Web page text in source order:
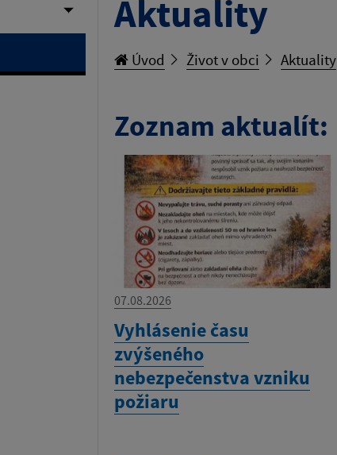
Aktuality
Úvod Život v obci Aktuality
Zoznam aktualít:
07.08.2026
Vyhlásenie času
zvýšeného
nebezpečenstva vzniku
požiaru